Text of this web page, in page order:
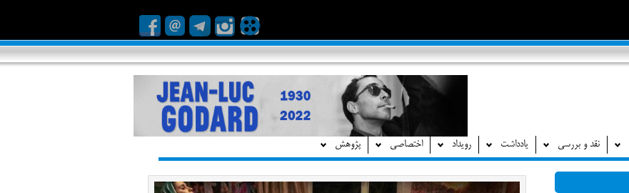
نقد و بررسی یادداشت رویداد اختصاصی پژوهش